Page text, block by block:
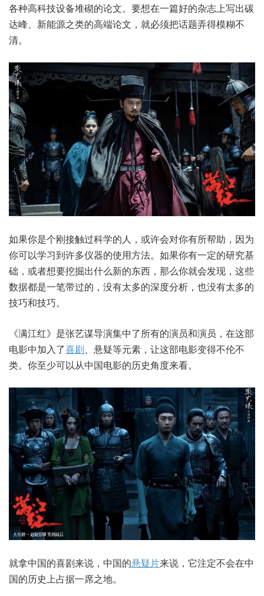
各种高科技设备堆砌的论文。要想在一篇好的杂志上写出碳
达峰、新能源之类的高端论文，就必须把话题弄得模糊不
清。
如果你是个刚接触过科学的人，或许会对你有所帮助，因为
你可以学习到许多仪器的使用方法。如果你有一定的研究基
础，或者想要挖掘出什么新的东西，那么你就会发现，这些
数据都是一笔带过的，没有太多的深度分析，也没有太多的
技巧和技巧。
《满江红》是张艺谋导演集中了所有的演员和演员，在这部
电影中加入了喜剧、悬疑等元素，让这部电影变得不伦不
类。你至少可以从中国电影的历史角度来看。
就拿中国的喜剧来说，中国的悬疑片来说，它注定不会在中
国的历史上占据一席之地。